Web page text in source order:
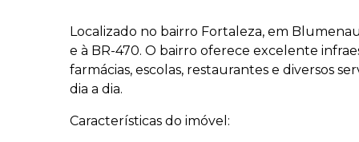
Localizado no bairro Fortaleza, em
e à BR-470. O bairro oferece excelente
farmácias, escolas, restaurantes e diversos
dia a dia.
Características do imóvel: